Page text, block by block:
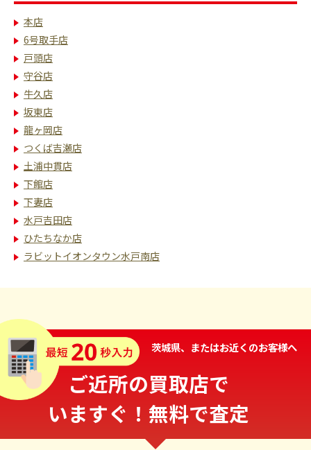
本店
6号取手店
戸頭店
守谷店
牛久店
坂東店
龍ヶ岡店
つくば吉瀬店
土浦中貫店
下館店
下妻店
水戸吉田店
ひたちなか店
ラビットイオンタウン水戸南店
茨城県、またはお近くのお客様へ
ご近所の買取店で
いますぐ！無料で査定